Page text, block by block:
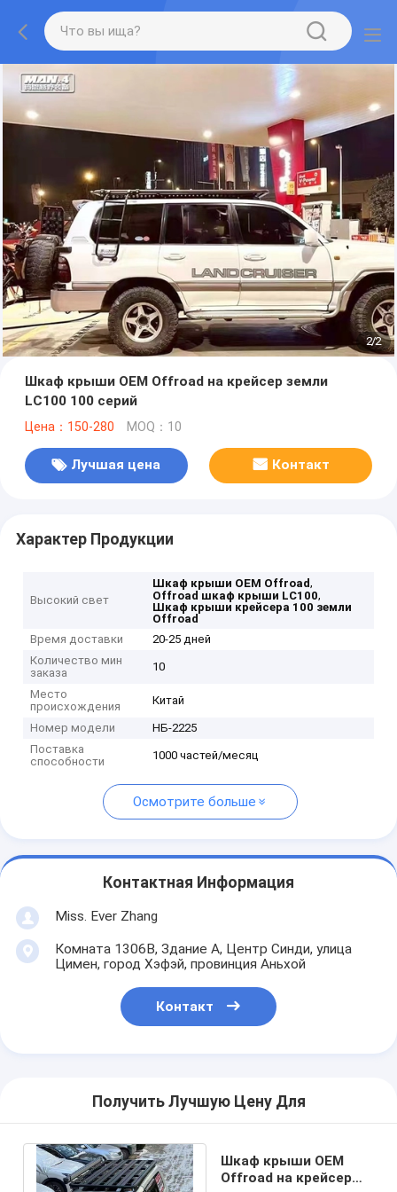
2/2
Шкаф крыши OEM Offroad на крейсер земли
LC100 100 серий
Цена：150-280 MOQ：10
Лучшая цена Контакт
Характер Продукции
Высокий свет
Шкаф крыши OEM Offroad,
Offroad шкаф крыши LC100,
Шкаф крыши крейсера 100 земли
Offroad
Время доставки
20-25 дней
Количество мин
заказа
10
Место
происхождения
Китай
Номер модели
НБ-2225
Поставка
способности
1000 частей/месяц
Осмотрите больше
Контактная Информация
Miss. Ever Zhang
Комната 1306B, Здание A, Центр Синди, улица
Цимен, город Хэфэй, провинция Аньхой
Контакт
Получить Лучшую Цену Для
Шкаф крыши OEM
Offroad на крейсер